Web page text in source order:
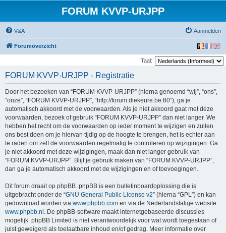
FORUM KVVP-URJPP
V&A Aanmelden
Forumoverzicht
Taal:
FORUM KVVP-URJPP - Registratie
Door het bezoeken van “FORUM KVVP-URJPP” (hierna genoemd “wij”, “ons”,
“onze”, “FORUM KVVP-URJPP”, “http://forum.diekeure.be:80”), ga je
automatisch akkoord met de voorwaarden. Als je niet akkoord gaat met deze
voorwaarden, bezoek of gebruik “FORUM KVVP-URJPP” dan niet langer. We
hebben het recht om de voorwaarden op ieder moment te wijzigen en zullen
ons best doen om je hiervan tijdig op de hoogte te brengen, het is echter aan
te raden om zelf de voorwaarden regelmatig te controleren op wijzigingen. Ga
je niet akkoord met deze wijzigingen, maak dan niet langer gebruik van
“FORUM KVVP-URJPP”. Blijf je gebruik maken van “FORUM KVVP-URJPP”,
dan ga je automatisch akkoord met de wijzigingen en of toevoegingen.
Dit forum draait op phpBB. phpBB is een bulletinboardoplossing die is
uitgebracht onder de “GNU General Public License v2” (hierna “GPL”) en kan
gedownload worden via www.phpbb.com en via de Nederlandstalige website
www.phpbb.nl . De phpBB-software maakt internetgebaseerde discussies
mogelijk. phpBB Limited is niet verantwoordelijk voor wat wordt toegestaan of
juist geweigerd als toelaatbare inhoud en/of gedrag. Meer informatie over